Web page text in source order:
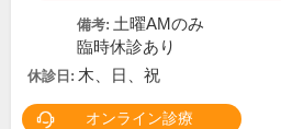
備考: 土曜AMのみ
臨時休診あり
休診日: 木、日、祝
オンライン診療